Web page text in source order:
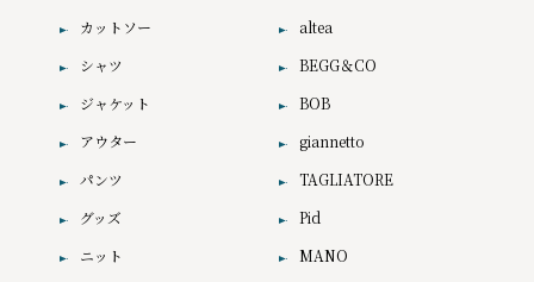
カットソー
シャツ
ジャケット
アウター
パンツ
グッズ
ニット
altea
BEGG＆CO
BOB
giannetto
TAGLIATORE
Pid
MANO